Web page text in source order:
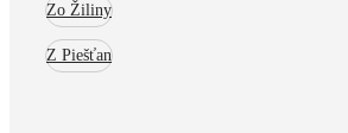
Zo Žiliny
Z Piešťan